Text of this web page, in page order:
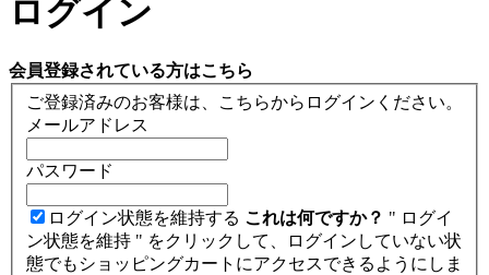
ログイン
会員登録されている方はこちら
ご登録済みのお客様は、こちらからログインください。
メールアドレス
パスワード
ログイン状態を維持する これは何ですか？ " ログイ
ン状態を維持 " をクリックして、ログインしていない状
態でもショッピングカートにアクセスできるようにしま